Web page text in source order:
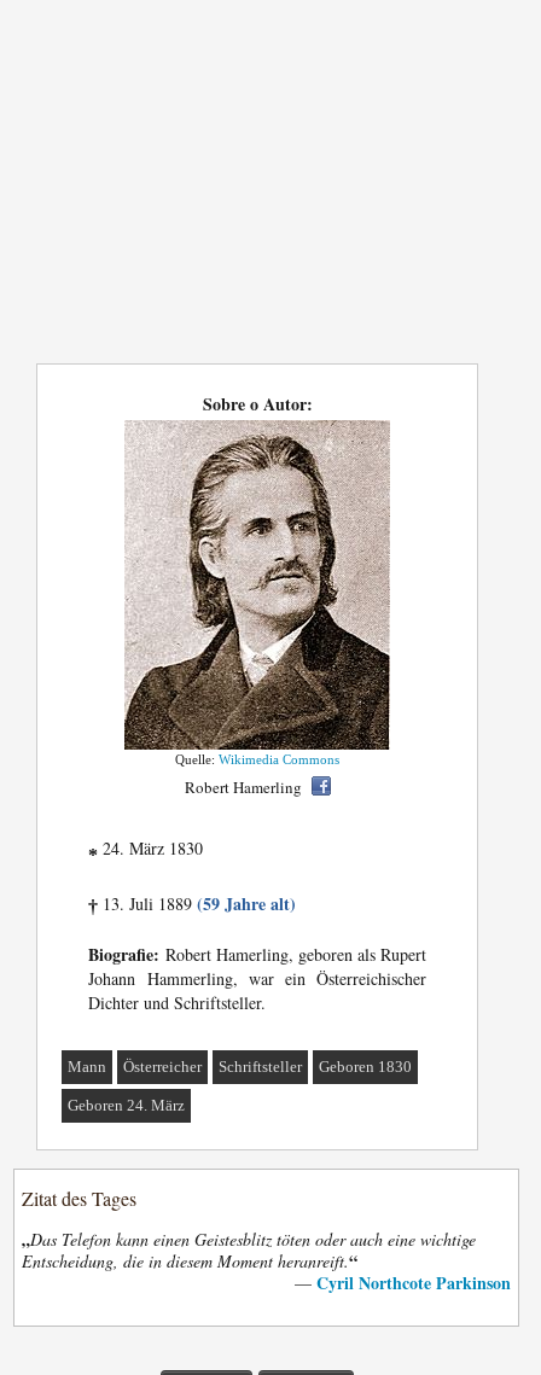
Sobre o Autor:
Quelle:Wikimedia Commons
Robert Hamerling
* 24. März 1830
† 13. Juli 1889(59 Jahre alt)
Biografie: Robert Hamerling, geboren als Rupert
Johann Hammerling, war ein Österreichischer
Dichter und Schriftsteller.
Mann Österreicher Schriftsteller Geboren 1830
Geboren 24. März
Zitat des Tages
„Das Telefon kann einen Geistesblitz töten oder auch eine wichtige
Entscheidung, die in diesem Moment heranreift.“
— Cyril Northcote Parkinson